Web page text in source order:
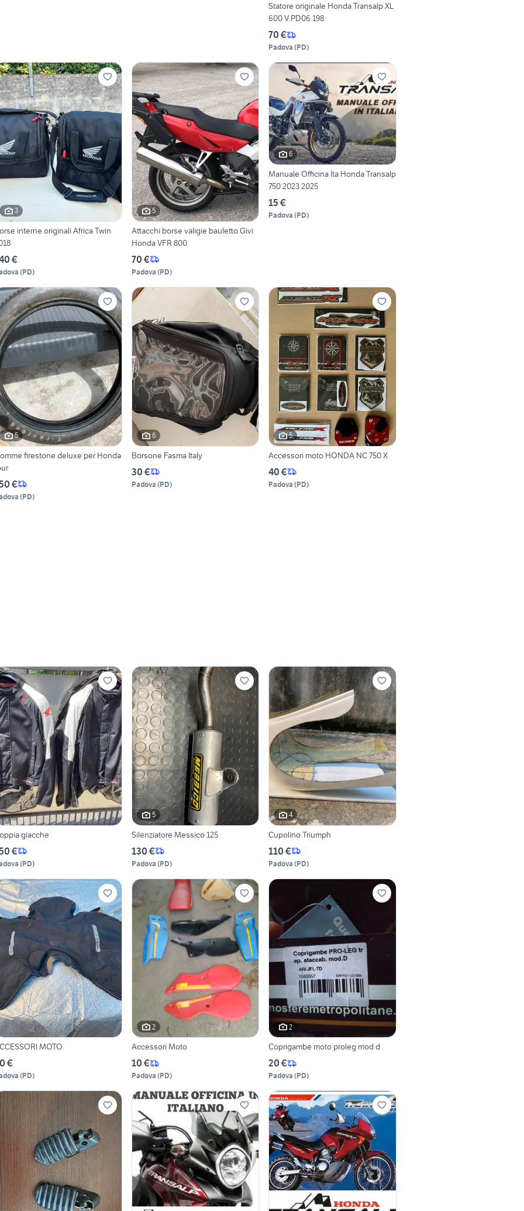
Statore originale Honda Transalp XL
600 V PD06 198
70 €
Padova (PD)
3
interne originali Africa Twin
€
(PD)
5
Attacchi borse valigie bauletto Givi
Honda VFR 800
70 €
Padova (PD)
6
Manuale Officina Ita Honda Transalp
750 2023 2025
15 €
Padova (PD)
5
firestone deluxe per Honda
€
(PD)
6
Borsone Fasma Italy
30 €
Padova (PD)
5
Accessori moto HONDA NC 750 X
40 €
Padova (PD)
giacche
€
(PD)
5
Silenziatore Messico 125
130 €
Padova (PD)
4
Cupolino Triumph
110 €
Padova (PD)
MOTO
€
(PD)
2
Accessori Moto
10 €
Padova (PD)
2
Coprigambe moto proleg mod d
20 €
Padova (PD)